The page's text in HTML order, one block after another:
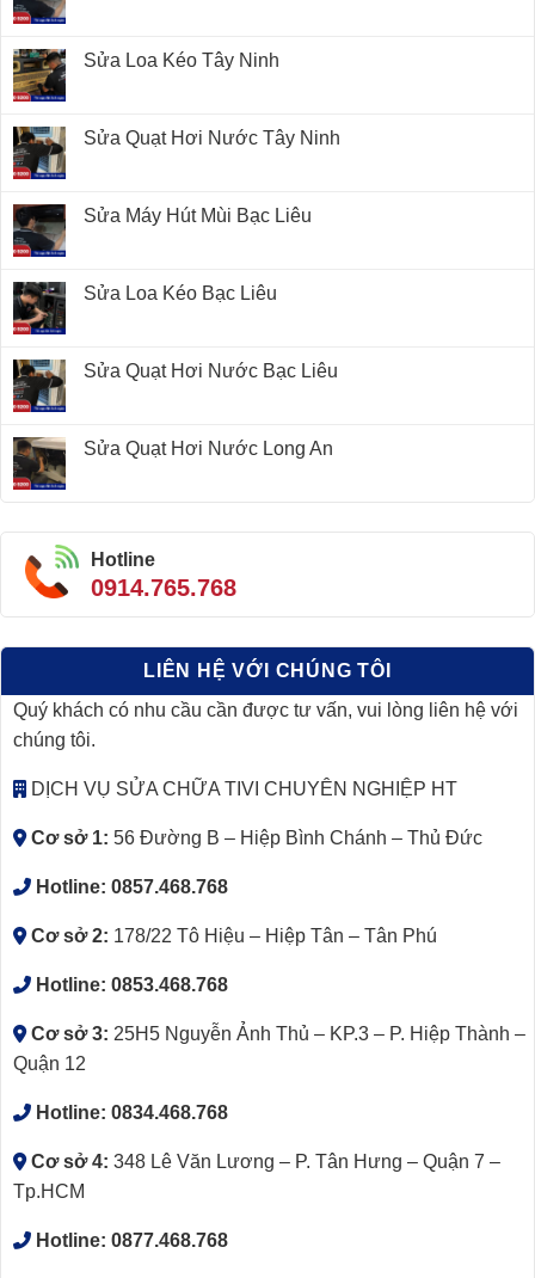
Sửa Loa Kéo Tây Ninh
Sửa Quạt Hơi Nước Tây Ninh
Sửa Máy Hút Mùi Bạc Liêu
Sửa Loa Kéo Bạc Liêu
Sửa Quạt Hơi Nước Bạc Liêu
Sửa Quạt Hơi Nước Long An
Hotline
0914.765.768
LIÊN HỆ VỚI CHÚNG TÔI
Quý khách có nhu cầu cần được tư vấn, vui lòng liên hệ với
chúng tôi.
DỊCH VỤ SỬA CHỮA TIVI CHUYÊN NGHIỆP HT
Cơ sở 1: 56 Đường B – Hiệp Bình Chánh – Thủ Đức
Hotline: 0857.468.768
Cơ sở 2: 178/22 Tô Hiệu – Hiệp Tân – Tân Phú
Hotline: 0853.468.768
Cơ sở 3: 25H5 Nguyễn Ảnh Thủ – KP.3 – P. Hiệp Thành –
Quận 12
Hotline: 0834.468.768
Cơ sở 4: 348 Lê Văn Lương – P. Tân Hưng – Quận 7 –
Tp.HCM
Hotline: 0877.468.768